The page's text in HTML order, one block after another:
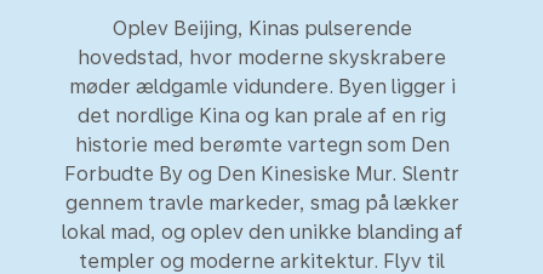
Oplev Beijing, Kinas pulserende
hovedstad, hvor moderne skyskrabere
møder ældgamle vidundere. Byen ligger i
det nordlige Kina og kan prale af en rig
historie med berømte vartegn som Den
Forbudte By og Den Kinesiske Mur. Slentr
gennem travle markeder, smag på lækker
lokal mad, og oplev den unikke blanding af
templer og moderne arkitektur. Flyv til